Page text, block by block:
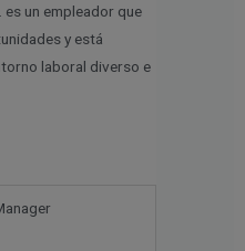
es un empleador que
y está
laboral diverso e